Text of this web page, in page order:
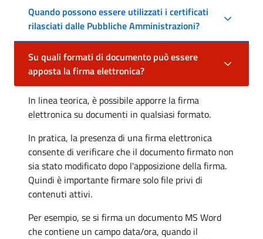
Quando possono essere utilizzati i certificati
rilasciati dalle Pubbliche Amministrazioni?
Su quali formati di documento può essere
apposta la firma elettronica?
In linea teorica, è possibile apporre la firma
elettronica su documenti in qualsiasi formato.
In pratica, la presenza di una firma elettronica
consente di verificare che il documento firmato non
sia stato modificato dopo l'apposizione della firma.
Quindi è importante firmare solo file privi di
contenuti attivi.
Per esempio, se si firma un documento MS Word
che contiene un campo data/ora, quando il